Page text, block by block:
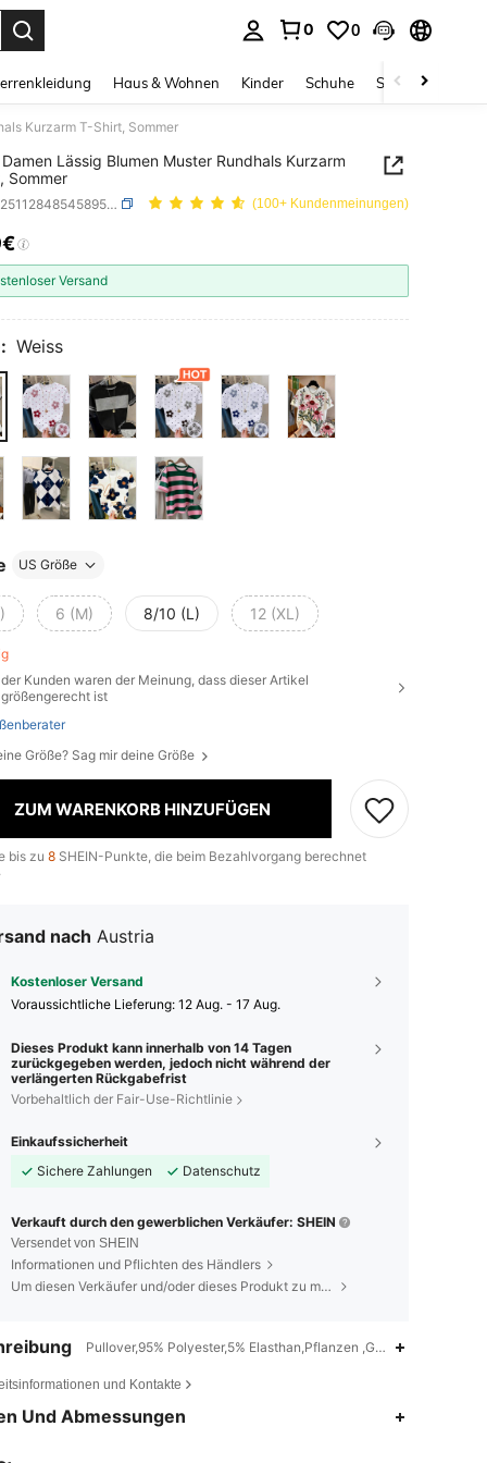
0 0
Haus & Wohnen Kinder Schuhe Schmuck &
Kurzarm T-Shirt, Sommer
Damen Lässig Blumen Muster Rundhals Kurzarm
Sommer
SKU: sz251128485458956383 (100+ Kundenmeinungen)
AND AVAILABILITY
Versand
Weiss
US Größe
6 (M) 8/10 (L) 12 (XL)
der Kunden waren der Meinung, dass dieser Artikel
größengerecht ist
Größe? Sag mir deine Größe
ZUM WARENKORB HINZUFÜGEN
bis zu 8 SHEIN-Punkte, die beim Bezahlvorgang berechnet
nach Austria
Kostenloser Versand
Voraussichtliche Lieferung: 12 Aug. - 17 Aug.
Dieses Produkt kann innerhalb von 14 Tagen
zurückgegeben werden, jedoch nicht während der
verlängerten Rückgabefrist
Vorbehaltlich der Fair-Use-Richtlinie
Einkaufssicherheit
Sichere Zahlungen
Datenschutz
Verkauft durch den gewerblichen Verkäufer: SHEIN
Versendet von SHEIN
Informationen und Pflichten des Händlers
Um diesen Verkäufer und/oder dieses Produkt zu melden
Pullover,95% Polyester,5% Elasthan,Pflanzen ,Geometrisch
und Kontakte
Und Abmessungen